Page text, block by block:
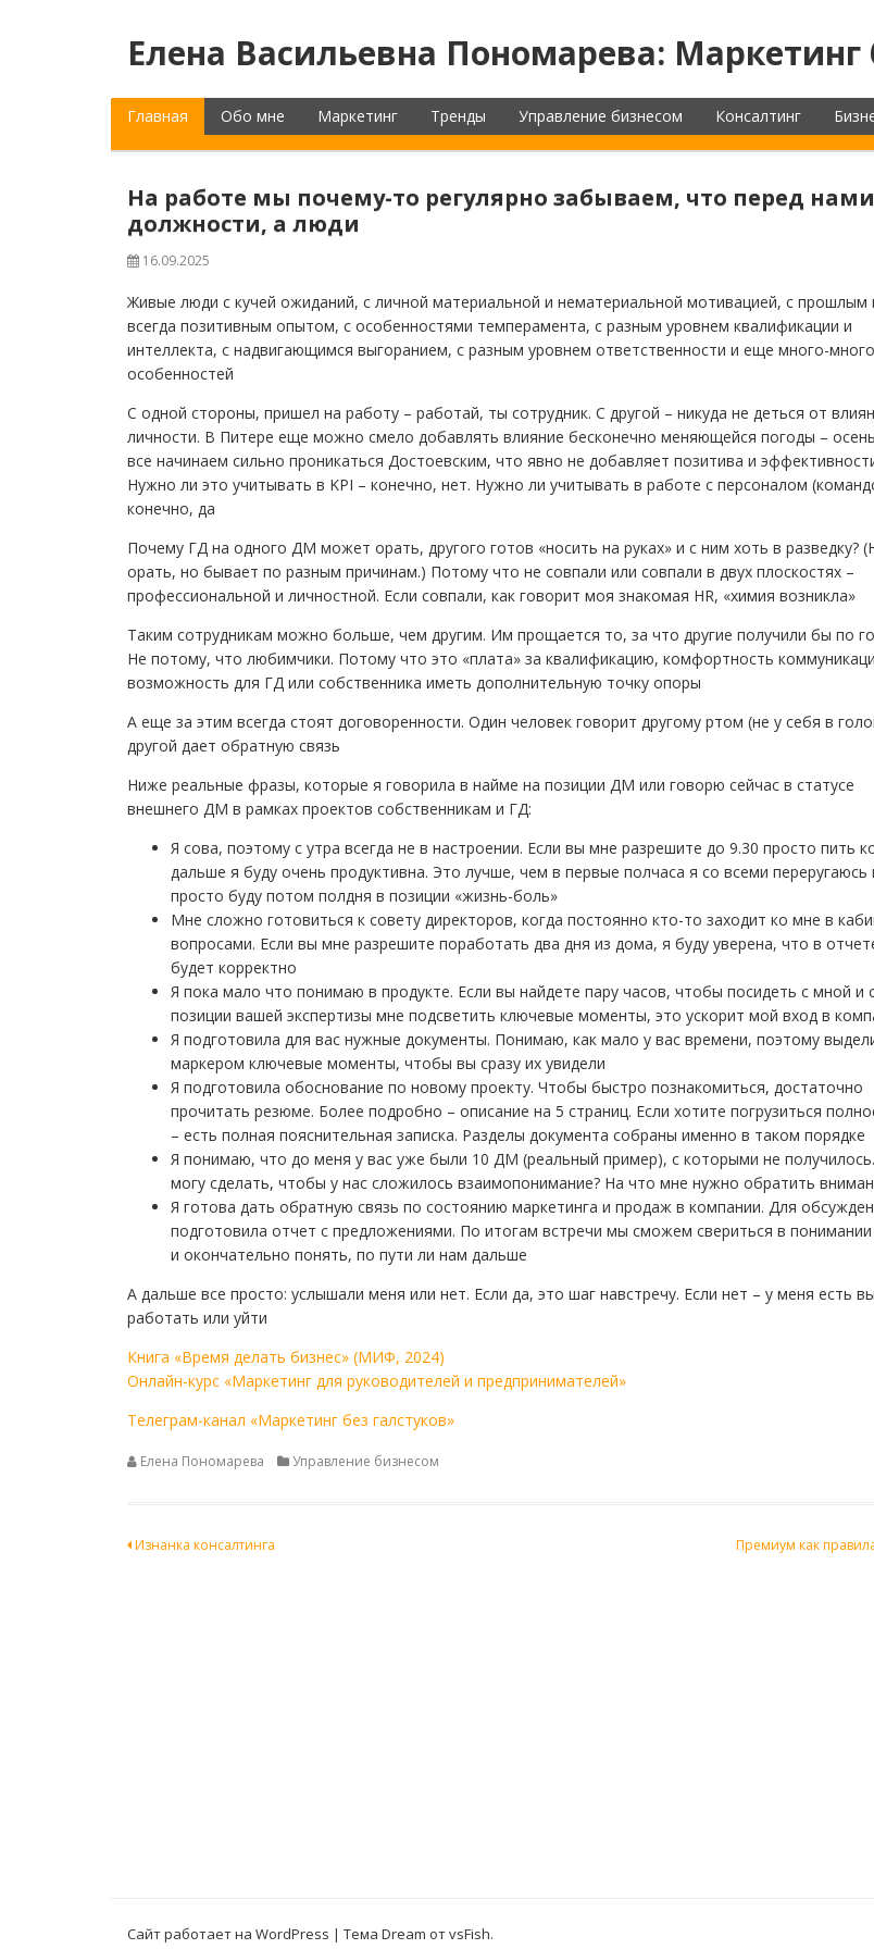
Елена Васильевна Пономарева: Маркетинг
Главная Обо мне Маркетинг Тренды Управление бизнесом Консалтинг
На работе мы почему-то регулярно забываем, что перед
должности, а люди
16.09.2025
Живые люди с кучей ожиданий, с личной материальной и нематериальной мотивацией, с прошлым
всегда позитивным опытом, с особенностями темперамента, с разным уровнем квалификации и
интеллекта, с надвигающимся выгоранием, с разным уровнем ответственности и еще много-много
особенностей
С одной стороны, пришел на работу – работай, ты сотрудник. С другой – никуда не деться от
личности. В Питере еще можно смело добавлять влияние бесконечно меняющейся погоды –
все начинаем сильно проникаться Достоевским, что явно не добавляет позитива и
Нужно ли это учитывать в KPI – конечно, нет. Нужно ли учитывать в работе с персоналом
конечно, да
Почему ГД на одного ДМ может орать, другого готов «носить на руках» и с ним хоть в разведку?
орать, но бывает по разным причинам.) Потому что не совпали или совпали в двух плоскостях –
профессиональной и личностной. Если совпали, как говорит моя знакомая HR, «химия возникла»
Таким сотрудникам можно больше, чем другим. Им прощается то, за что другие получили бы по
Не потому, что любимчики. Потому что это «плата» за квалификацию, комфортность
возможность для ГД или собственника иметь дополнительную точку опоры
А еще за этим всегда стоят договоренности. Один человек говорит другому ртом (не у себя в
другой дает обратную связь
Ниже реальные фразы, которые я говорила в найме на позиции ДМ или говорю сейчас в статусе
внешнего ДМ в рамках проектов собственникам и ГД:
Я сова, поэтому с утра всегда не в настроении. Если вы мне разрешите до 9.30 просто пить
дальше я буду очень продуктивна. Это лучше, чем в первые полчаса я со всеми переругаюсь
просто буду потом полдня в позиции «жизнь-боль»
Мне сложно готовиться к совету директоров, когда постоянно кто-то заходит ко мне в
вопросами. Если вы мне разрешите поработать два дня из дома, я буду уверена, что в
будет корректно
Я пока мало что понимаю в продукте. Если вы найдете пару часов, чтобы посидеть с мной и
позиции вашей экспертизы мне подсветить ключевые моменты, это ускорит мой вход в
Я подготовила для вас нужные документы. Понимаю, как мало у вас времени, поэтому
маркером ключевые моменты, чтобы вы сразу их увидели
Я подготовила обоснование по новому проекту. Чтобы быстро познакомиться, достаточно
прочитать резюме. Более подробно – описание на 5 страниц. Если хотите погрузиться
– есть полная пояснительная записка. Разделы документа собраны именно в таком порядке
Я понимаю, что до меня у вас уже были 10 ДМ (реальный пример), с которыми не
могу сделать, чтобы у нас сложилось взаимопонимание? На что мне нужно обратить
Я готова дать обратную связь по состоянию маркетинга и продаж в компании. Для
подготовила отчет с предложениями. По итогам встречи мы сможем свериться в понимании
и окончательно понять, по пути ли нам дальше
А дальше все просто: услышали меня или нет. Если да, это шаг навстречу. Если нет – у меня есть
работать или уйти
Книга «Время делать бизнес» (МИФ, 2024)
Онлайн-курс «Маркетинг для руководителей и предпринимателей»
Телеграм-канал «Маркетинг без галстуков»
Елена Пономарева Управление бизнесом
Навигация
Изнанка консалтинга Премиум как
Сайт работает на WordPress | Тема Dream отvsFish.